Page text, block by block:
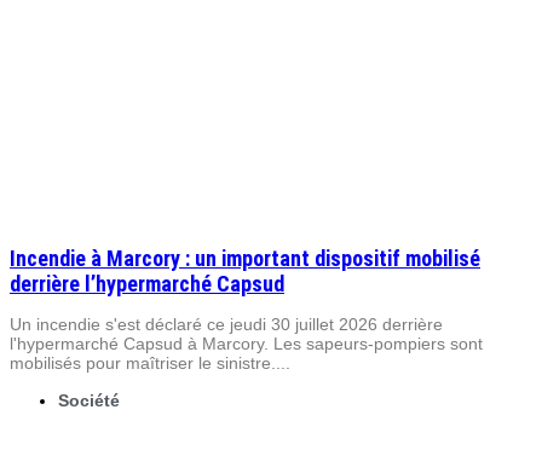
Incendie à Marcory : un important dispositif mobilisé
derrière l’hypermarché Capsud
Un incendie s'est déclaré ce jeudi 30 juillet 2026 derrière
l'hypermarché Capsud à Marcory. Les sapeurs-pompiers sont
mobilisés pour maîtriser le sinistre....
Société